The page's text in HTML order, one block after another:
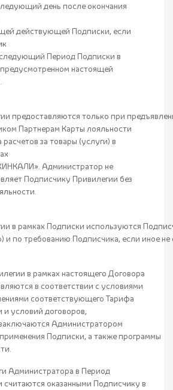
день после окончания
действующей Подписки, если
Период Подписки в
настоящей
предоставляются только при
Партнерам Карты лояльности
расчетов за товары (услуги) в
Администратор не
Подписчику Привилегии без
в рамках Подписки используются
и по требованию Подписчика, если иное
в рамках настоящего Договора
в соответствии с условиями
соответствующего Тарифа
и условий договоров,
Администратором
Подписки, а также программы
Администратора в Период
считаются оказанными Подписчику в